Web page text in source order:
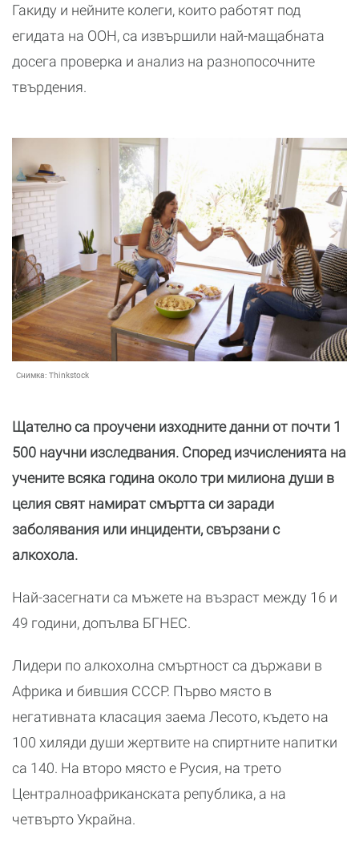
Гакиду и нейните колеги, които работят под
егидата на ООН, са извършили най-мащабната
досега проверка и анализ на разнопосочните
твърдения.
Снимка: Thinkstock
Щателно са проучени изходните данни от почти 1
500 научни изследвания. Според изчисленията на
учените всяка година около три милиона души в
целия свят намират смъртта си заради
заболявания или инциденти, свързани с
алкохола.
Най-засегнати са мъжете на възраст между 16 и
49 години, допълва БГНЕС.
Лидери по алкохолна смъртност са държави в
Африка и бившия СССР. Първо място в
негативната класация заема Лесото, където на
100 хиляди души жертвите на спиртните напитки
са 140. На второ място е Русия, на трето
Централноафриканската република, а на
четвърто Украйна.